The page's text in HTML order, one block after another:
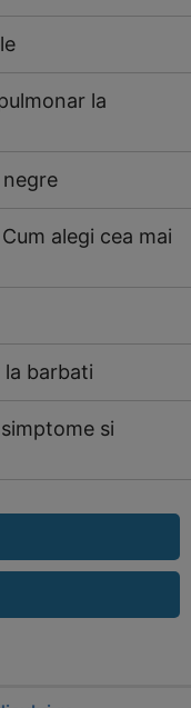
la
alegi cea mai
la barbati
si